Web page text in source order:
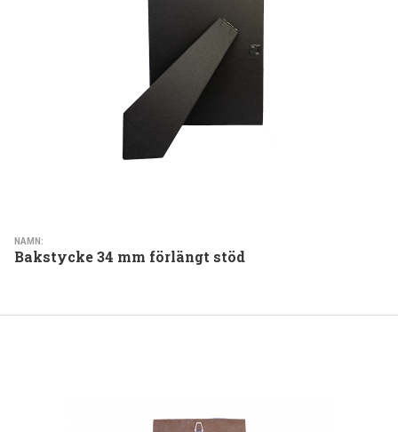
NAMN:
Bakstycke 34 mm förlängt stöd